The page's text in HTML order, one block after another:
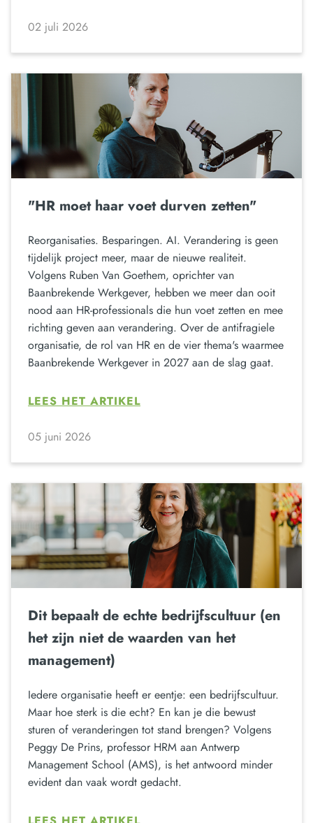
02 juli 2026
"HR moet haar voet durven zetten"
Reorganisaties. Besparingen. AI. Verandering is geen
tijdelijk project meer, maar de nieuwe realiteit.
Volgens Ruben Van Goethem, oprichter van
Baanbrekende Werkgever, hebben we meer dan ooit
nood aan HR-professionals die hun voet zetten en mee
richting geven aan verandering. Over de antifragiele
organisatie, de rol van HR en de vier thema's waarmee
Baanbrekende Werkgever in 2027 aan de slag gaat.
LEES HET ARTIKEL
05 juni 2026
Dit bepaalt de echte bedrijfscultuur (en
het zijn niet de waarden van het
management)
Iedere organisatie heeft er eentje: een bedrijfscultuur.
Maar hoe sterk is die echt? En kan je die bewust
sturen of veranderingen tot stand brengen? Volgens
Peggy De Prins, professor HRM aan Antwerp
Management School (AMS), is het antwoord minder
evident dan vaak wordt gedacht.